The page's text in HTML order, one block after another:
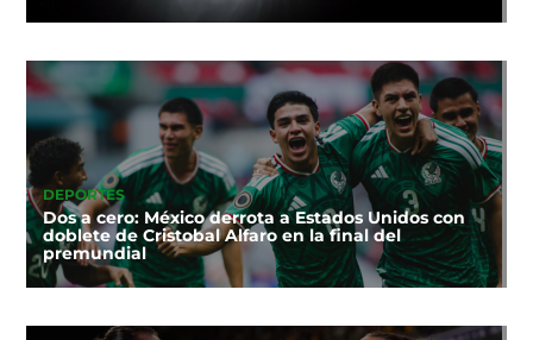
DEPORTES
Dos a cero: México derrota a Estados Unidos con
doblete de Cristobal Alfaro en la final del
premundial